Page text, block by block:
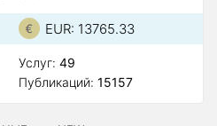
EUR: 13765.33
Услуг: 49
Публикаций: 15157